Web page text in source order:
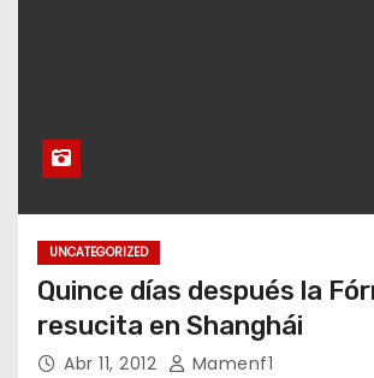
UNCATEGORIZED
Quince días después la
resucita en Shanghái
Abr 11, 2012 Mamenf1